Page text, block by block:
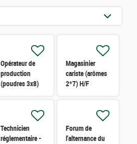
Opérateur de
production
(poudres 3x8)
Magasinier
cariste (arômes
2*7) H/F
Technicien
réglementaire -
Forum de
l'alternance du